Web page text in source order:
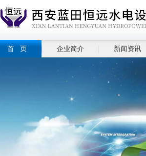
首 页 企业简介 新闻资讯